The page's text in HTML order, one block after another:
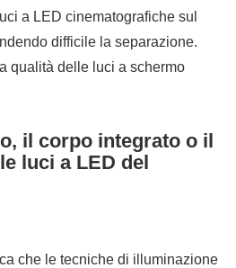
a LED cinematografiche sul
difficile la separazione.
qualità delle luci a schermo
il corpo integrato o il
luci a LED del
che le tecniche di illuminazione